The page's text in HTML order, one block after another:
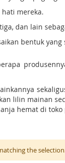
mereka.
dan lain
bentuk
lilin mainan
hemat di toko
the